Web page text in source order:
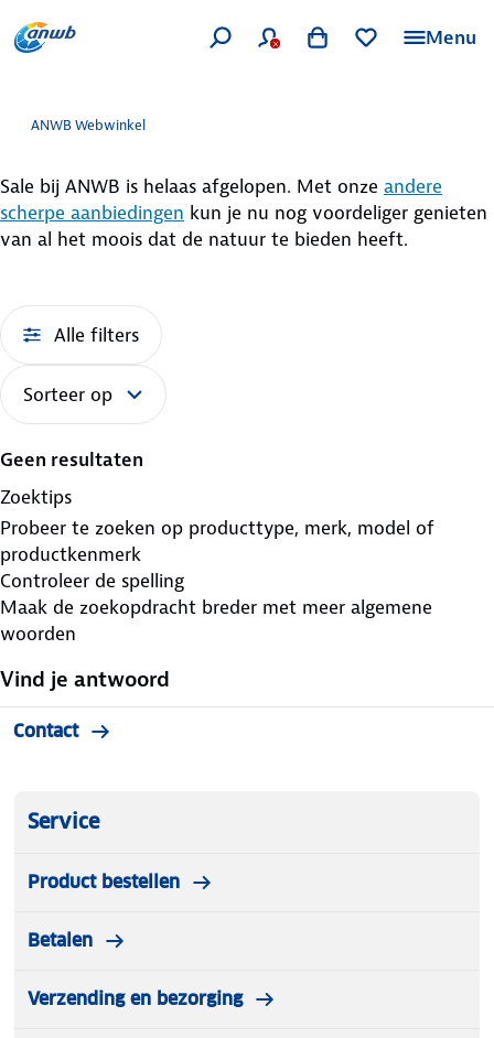
Menu
ANWB Webwinkel
Sale bij ANWB is helaas afgelopen. Met onze andere
scherpe aanbiedingen kun je nu nog voordeliger genieten
van al het moois dat de natuur te bieden heeft.
Alle filters
Sorteer op
Geen resultaten
Zoektips
Probeer te zoeken op producttype, merk, model of
productkenmerk
Controleer de spelling
Maak de zoekopdracht breder met meer algemene
woorden
Vind je antwoord
Contact
Service
Product bestellen
Betalen
Verzending en bezorging